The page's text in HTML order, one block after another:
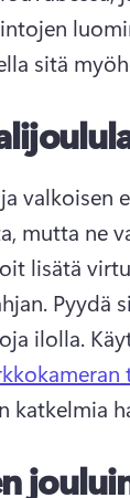
sitä
valkoisen
lisätä
Pyydä
ilolla.
katkelmia